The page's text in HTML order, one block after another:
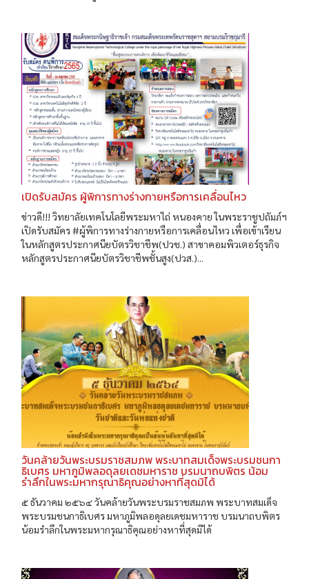
เปิดรับสมัคร ผู้พิการทางร่างกายหรือการเคลื่อนไหว
ข่าวดี!!! วิทยาลัยเทคโนโลยีพระมหาไถ่ หนองคาย ในพระราชูปถัมภ์ฯ
เปิดรับสมัคร #ผู้พิการทางร่างกายหรือการเคลื่อนไหว เพื่อเข้าเรียน
ในหลักสูตรประกาศนียบัตรวิชาชีพ(ปวช.) สาขาคอมพิวเตอร์ธุรกิจ
หลักสูตรประกาศนียบัตรวิชาชีพชั้นสูง(ปวส.)...
วันคล้ายวันพระบรมราชสมภพ พระบาทสมเด็จพระบรมชนกา
ธิเบศร มหาภูมิพลอดุลยเดชมหาราช บรมนาถบพิตร น้อม
รำลึกในพระมหากรุณาธิคุณอย่างหาที่สุดมิได้
๕ ธันวาคม ๒๕๖๔ วันคล้ายวันพระบรมราชสมภพ พระบาทสมเด็จ
พระบรมชนกาธิเบศร มหาภูมิพลอดุลยเดชมหาราช บรมนาถบพิตร
น้อมรำลึกในพระมหากรุณาธิคุณอย่างหาที่สุดมิได้